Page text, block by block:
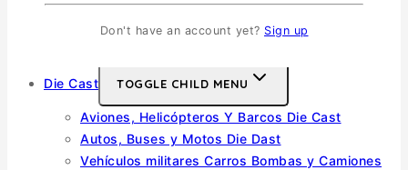
Die Cast TOGGLE CHILD MENU
Aviones, Helicópteros Y Barcos Die Cast
Autos, Buses y Motos Die Dast
Vehículos militares Carros Bombas y Camiones
Don't have an account yet? Sign up